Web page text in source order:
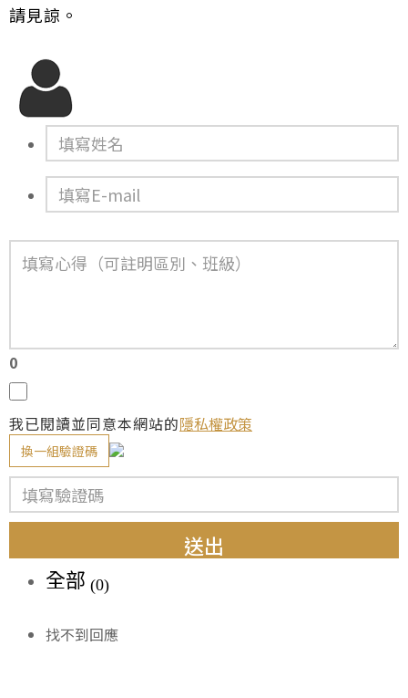
請見諒。
0
我已閱讀並同意本網站的隱私權政策
換一組驗證碼
送出
全部 (0)
找不到回應